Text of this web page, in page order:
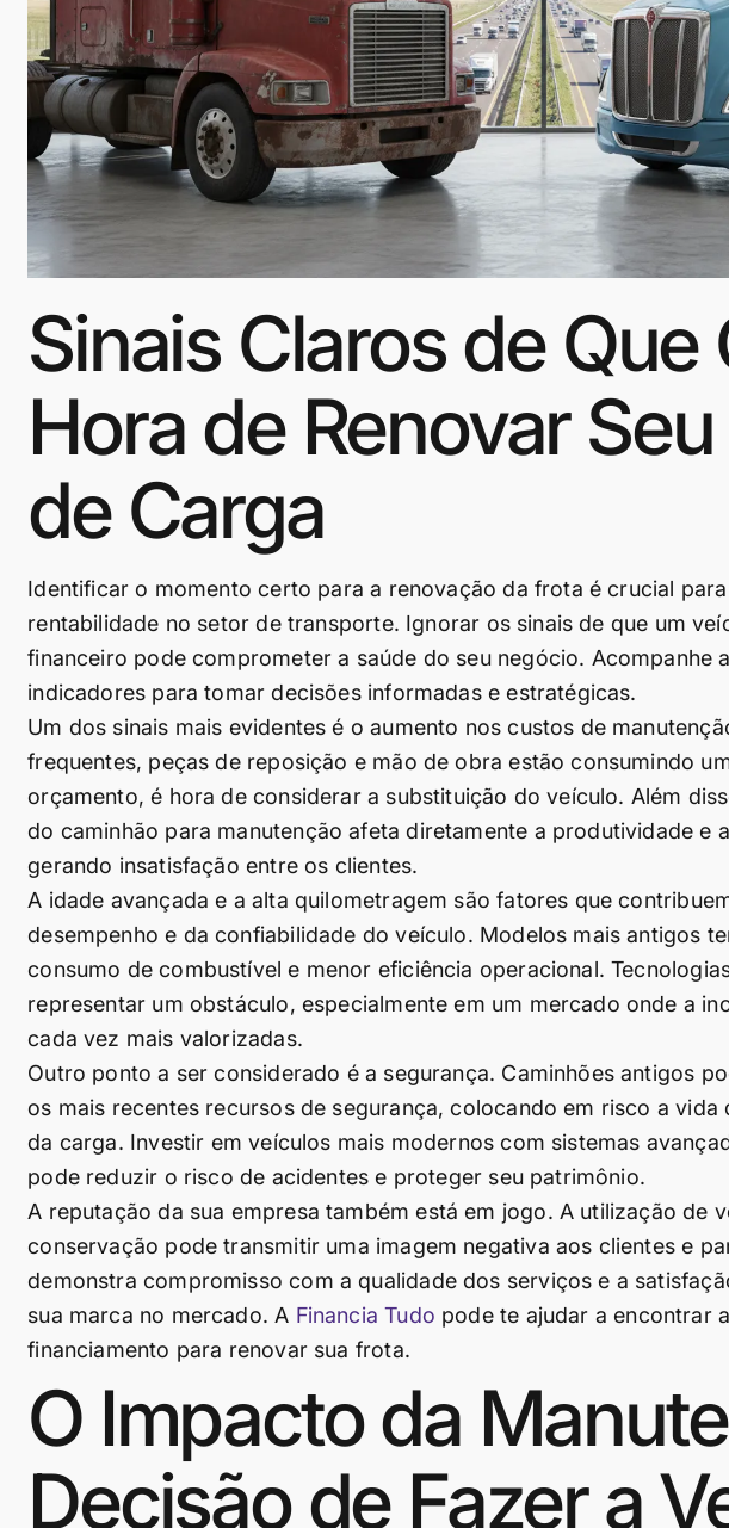
Sinais Claros de Que
Hora de Renovar
de Carga
Identificar o momento certo para a renovação da frota é crucial
rentabilidade no setor de transporte. Ignorar os sinais de que um
financeiro pode comprometer a saúde do seu negócio. Acompanhe
indicadores para tomar decisões informadas e estratégicas.
Um dos sinais mais evidentes é o aumento nos custos de
frequentes, peças de reposição e mão de obra estão consumindo
orçamento, é hora de considerar a substituição do veículo. Além
do caminhão para manutenção afeta diretamente a produtividade e
gerando insatisfação entre os clientes.
A idade avançada e a alta quilometragem são fatores que
desempenho e da confiabilidade do veículo. Modelos mais antigos
consumo de combustível e menor eficiência operacional.
representar um obstáculo, especialmente em um mercado onde a
cada vez mais valorizadas.
Outro ponto a ser considerado é a segurança. Caminhões antigos
os mais recentes recursos de segurança, colocando em risco a
da carga. Investir em veículos mais modernos com sistemas
pode reduzir o risco de acidentes e proteger seu patrimônio.
A reputação da sua empresa também está em jogo. A utilização de
conservação pode transmitir uma imagem negativa aos clientes e
demonstra compromisso com a qualidade dos serviços e a
sua marca no mercado. A Financia Tudo pode te ajudar a encontrar
financiamento para renovar sua frota.
O Impacto da
Decisão de Fazer a